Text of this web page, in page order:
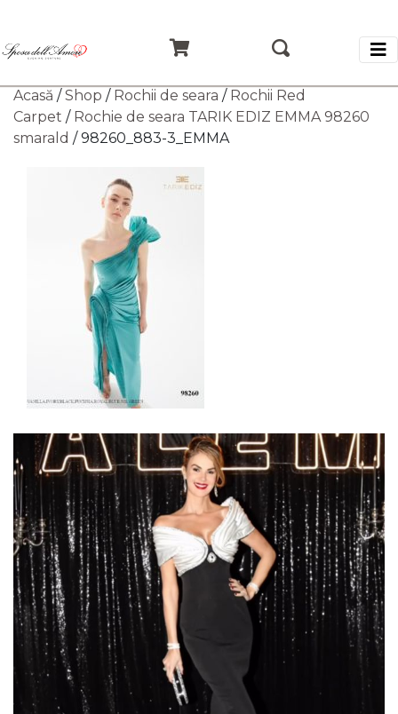
Acasă /Shop / Rochii de seara / Rochii Red
Carpet / Rochie de seara TARIK EDIZ EMMA 98260
smarald / 98260_883-3_EMMA